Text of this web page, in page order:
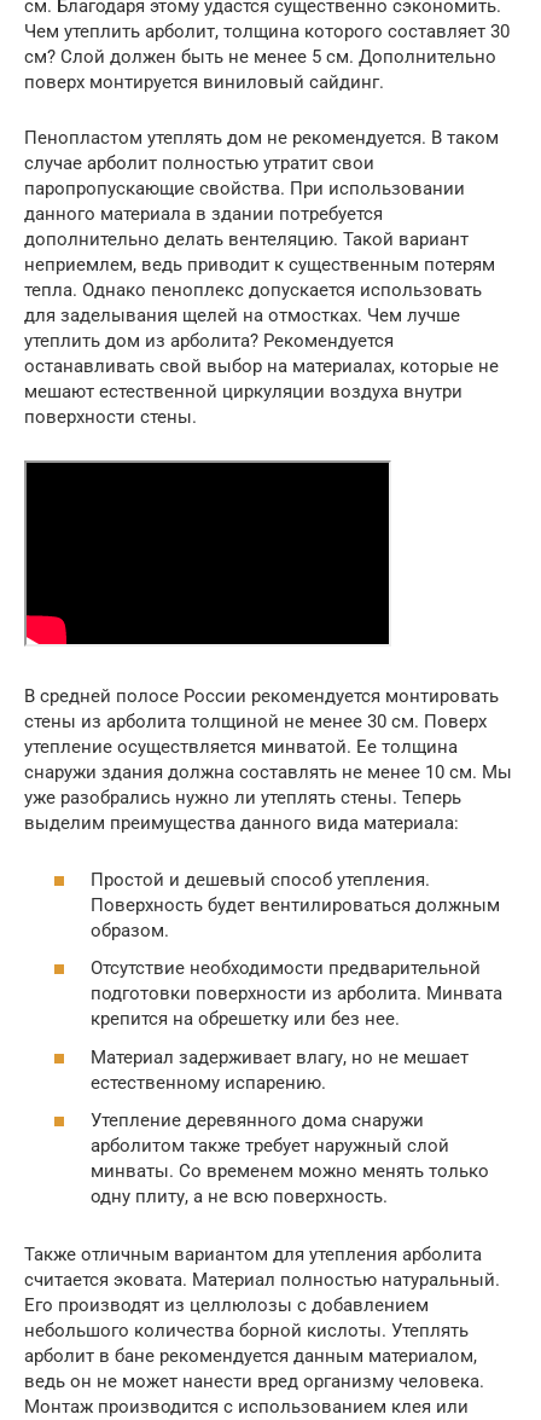
см. Благодаря этому удастся существенно сэкономить.
Чем утеплить арболит, толщина которого составляет 30
см? Слой должен быть не менее 5 см. Дополнительно
поверх монтируется виниловый сайдинг.
Пенопластом утеплять дом не рекомендуется. В таком
случае арболит полностью утратит свои
паропропускающие свойства. При использовании
данного материала в здании потребуется
дополнительно делать вентеляцию. Такой вариант
неприемлем, ведь приводит к существенным потерям
тепла. Однако пеноплекс допускается использовать
для заделывания щелей на отмостках. Чем лучше
утеплить дом из арболита? Рекомендуется
останавливать свой выбор на материалах, которые не
мешают естественной циркуляции воздуха внутри
поверхности стены.
В средней полосе России рекомендуется монтировать
стены из арболита толщиной не менее 30 см. Поверх
утепление осуществляется минватой. Ее толщина
снаружи здания должна составлять не менее 10 см. Мы
уже разобрались нужно ли утеплять стены. Теперь
выделим преимущества данного вида материала:
Простой и дешевый способ утепления.
Поверхность будет вентилироваться должным
образом.
Отсутствие необходимости предварительной
подготовки поверхности из арболита. Минвата
крепится на обрешетку или без нее.
Материал задерживает влагу, но не мешает
естественному испарению.
Утепление деревянного дома снаружи
арболитом также требует наружный слой
минваты. Со временем можно менять только
одну плиту, а не всю поверхность.
Также отличным вариантом для утепления арболита
считается эковата. Материал полностью натуральный.
Его производят из целлюлозы с добавлением
небольшого количества борной кислоты. Утеплять
арболит в бане рекомендуется данным материалом,
ведь он не может нанести вред организму человека.
Монтаж производится с использованием клея или